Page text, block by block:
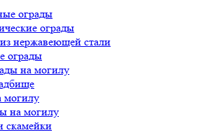
ограды
ограды
нержавеющей стали
ограды
на могилу
могилу
на могилу
скамейки